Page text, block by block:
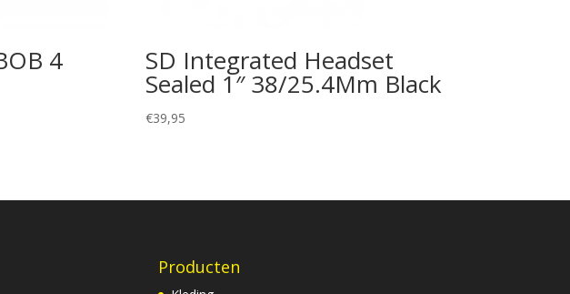
4 SD Integrated Headset
Sealed 1″ 38/25.4Mm Black
€39,95
Producten